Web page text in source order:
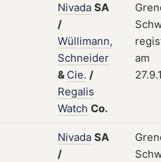
Nivada SA
/
Wüllimann,
Schneider
& Cie. /
Regalis
Watch Co.
am
Nivada SA
/